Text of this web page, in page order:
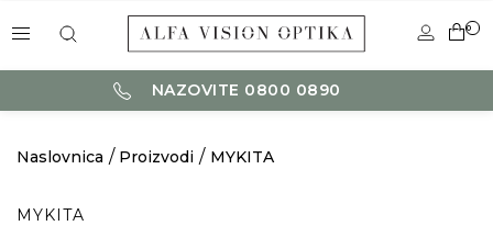
0
NAZOVITE 0800 0890
Naslovnica Proizvodi MYKITA
MYKITA